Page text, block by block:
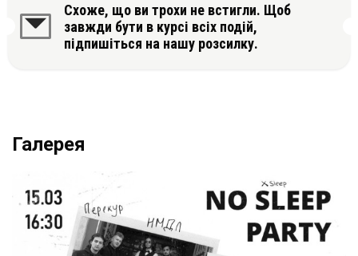
Схоже, що ви трохи не встигли. Щоб
завжди бути в курсі всіх подій,
підпишіться на нашу розсилку.
Галерея